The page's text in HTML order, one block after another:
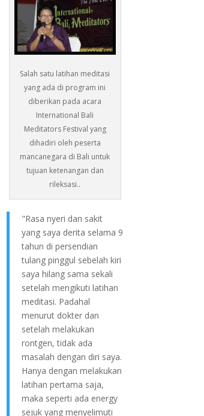
Salah satu latihan meditasi
yang ada di program ini
diberikan pada acara
International Bali
Meditators Festival yang
dihadiri oleh peserta
mancanegara di Bali untuk
tujuan ketenangan dan
rileksasi..
"Rasa nyeri dan sakit
yang saya derita selama 9
tahun di persendian
tulang pinggul sebelah kiri
saya hilang sama sekali
setelah mengikuti latihan
meditasi. Padahal
menurut dokter dan
setelah melakukan
rontgen, tidak ada
masalah dengan diri saya.
Hanya dengan melakukan
latihan pertama saja,
maka seperti ada energy
sejuk yang menyelimuti